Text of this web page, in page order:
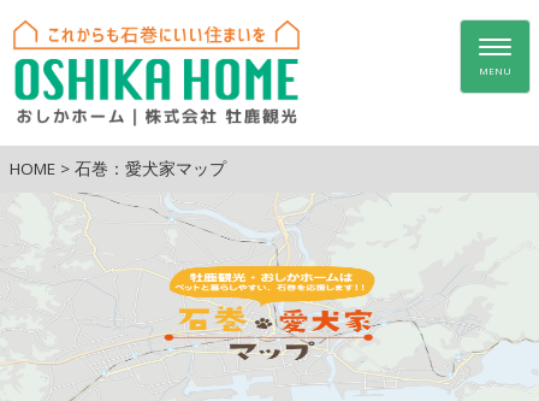
MENU
HOME> 石巻：愛犬家マップ